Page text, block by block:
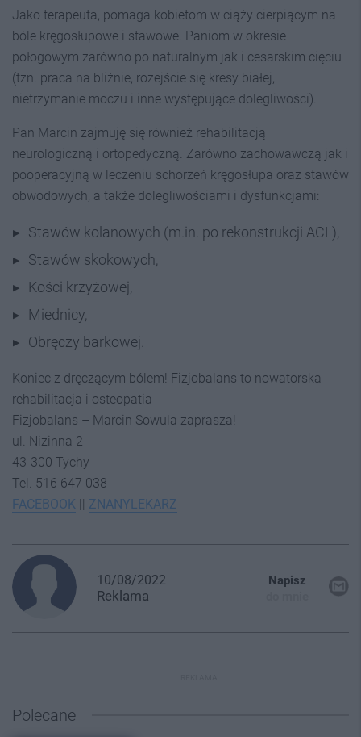
Jako terapeuta, pomaga kobietom w ciąży cierpiącym na
bóle kręgosłupowe i stawowe. Paniom w okresie
połogowym zarówno po naturalnym jak i cesarskim cięciu
(tzn. praca na bliźnie, rozejście się kresy białej,
nietrzymanie moczu i inne występujące dolegliwości).
Pan Marcin zajmuję się również rehabilitacją
neurologiczną i ortopedyczną. Zarówno zachowawczą jak i
pooperacyjną w leczeniu schorzeń kręgosłupa oraz stawów
obwodowych, a także dolegliwościami i dysfunkcjami:
Stawów kolanowych (m.in. po rekonstrukcji ACL),
Stawów skokowych,
Kości krzyżowej,
Miednicy,
Obręczy barkowej.
Koniec z dręczącym bólem! Fizjobalans to nowatorska
rehabilitacja i osteopatia
Fizjobalans – Marcin Sowula zaprasza!
ul. Nizinna 2
43-300 Tychy
Tel. 516 647 038
FACEBOOK || ZNANYLEKARZ
10/08/2022
Reklama
Napisz
Polecane